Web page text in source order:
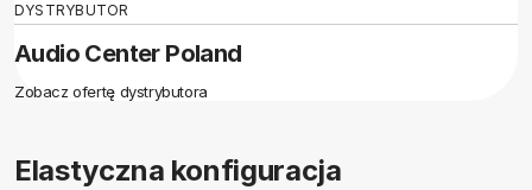
DYSTRYBUTOR
Audio Center Poland
Zobacz ofertę dystrybutora
Elastyczna konfiguracja